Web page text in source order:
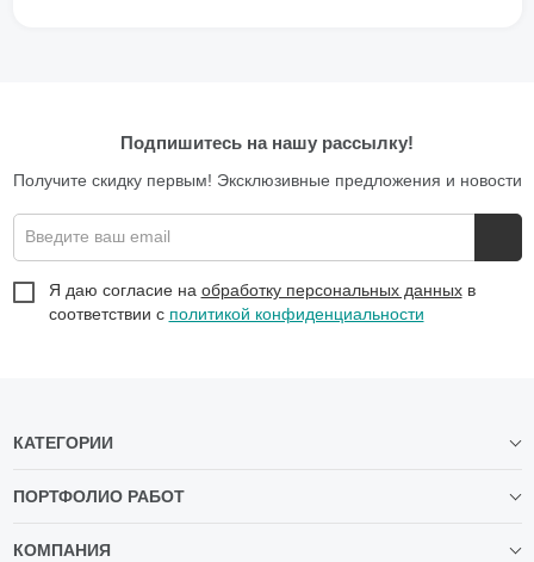
Подпишитесь на нашу рассылку!
Получите скидку первым! Эксклюзивные предложения и новости
Введите ваш email
Я даю согласие на обработку персональных данныхв
соответствии с политикой конфиденциальности
КАТЕГОРИИ
ПОРТФОЛИО РАБОТ
КОМПАНИЯ